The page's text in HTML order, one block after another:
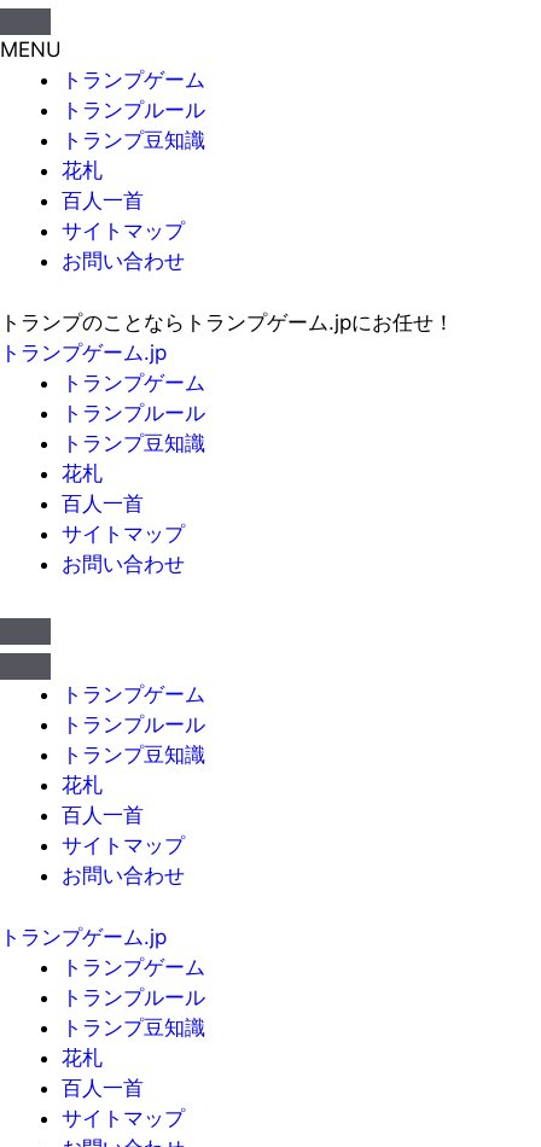
MENU
トランプゲーム
トランプルール
トランプ豆知識
花札
百人一首
サイトマップ
お問い合わせ
トランプのことならトランプゲーム.jpにお任せ！
トランプゲーム.jp
トランプゲーム
トランプルール
トランプ豆知識
花札
百人一首
サイトマップ
お問い合わせ
トランプゲーム
トランプルール
トランプ豆知識
花札
百人一首
サイトマップ
お問い合わせ
トランプゲーム.jp
トランプゲーム
トランプルール
トランプ豆知識
花札
百人一首
サイトマップ